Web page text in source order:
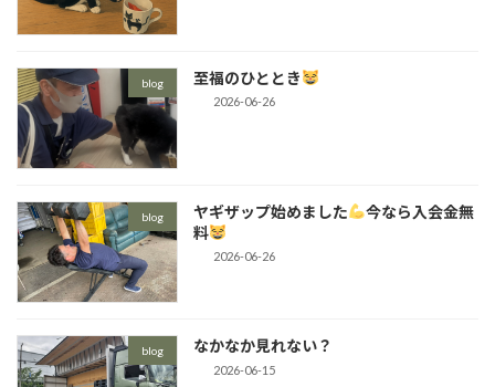
blog 至福のひととき
2026-06-26
blog ヤギザップ始めました
今なら入会金無
料
2026-06-26
blog なかなか見れない？
2026-06-15